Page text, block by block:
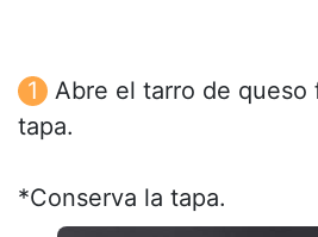
Abre el tarro de queso
tapa.
*Conserva la tapa.